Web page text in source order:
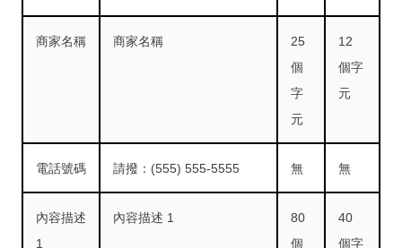
商家名稱 商家名稱
25
個
字
元
12
個字
元
電話號碼 請撥：(555) 555-5555 無 無
內容描述
1
內容描述 1
80
個
40
個字